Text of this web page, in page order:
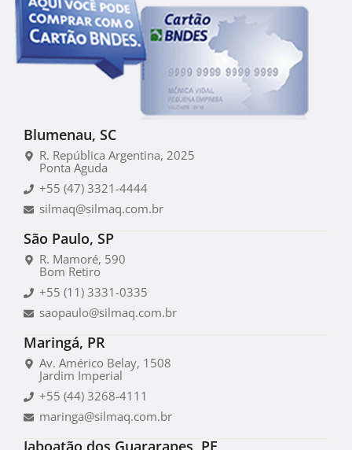
Blumenau, SC
R. República Argentina, 2025
Ponta Aguda
+55 (47) 3321-4444
silmaq@silmaq.com.br
São Paulo, SP
R. Mamoré, 590
Bom Retiro
+55 (11) 3331-0335
saopaulo@silmaq.com.br
Maringá, PR
Av. Américo Belay, 1508
Jardim Imperial
+55 (44) 3268-4111
maringa@silmaq.com.br
Jaboatão dos Guararapes, PE